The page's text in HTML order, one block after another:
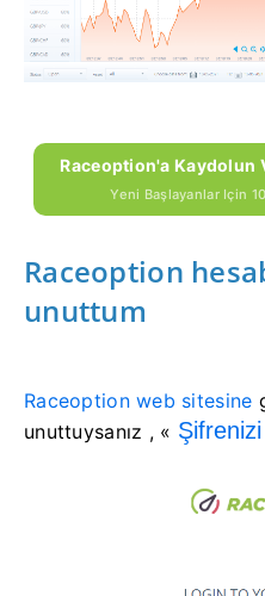
Raceoption'a Kaydolun
Yeni Başlayanlar Için
Raceoption
unuttum
Raceoption web sitesine
unuttuysanız , «